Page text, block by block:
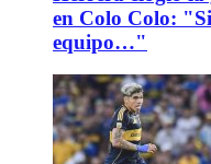
en Colo Colo:
equipo…"